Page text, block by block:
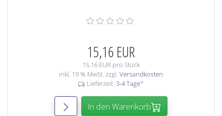
15,16 EUR
15,16 EUR pro Stück
inkl. 19 % MwSt. zzgl. Versandkosten
Lieferzeit: 3-4 Tage*
In den Warenkorb